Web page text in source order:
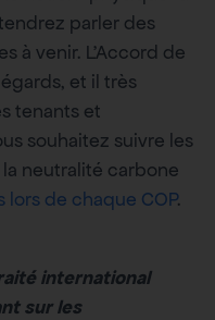
parler des
à venir. L’Accord de
et il très
tenants et
souhaitez suivre les
neutralité carbone
de chaque COP.
international
sur les